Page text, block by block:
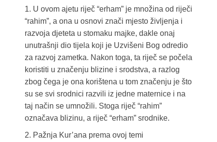
1. U ovom ajetu riječ “erham” je množina od riječi
“rahim”, a ona u osnovi znači mjesto življenja i
razvoja djeteta u stomaku majke, dakle onaj
unutrašnji dio tijela koji je Uzvišeni Bog odredio
za razvoj zametka. Nakon toga, ta riječ se počela
koristiti u značenju blizine i srodstva, a razlog
zbog čega je ona korištena u tom značenju je što
su se svi srodnici razvili iz jedne maternice i na
taj način se umnožili. Stoga riječ “rahim”
označava blizinu, a riječ “erham” srodnike.
2. Pažnja Kur’ana prema ovoj temi